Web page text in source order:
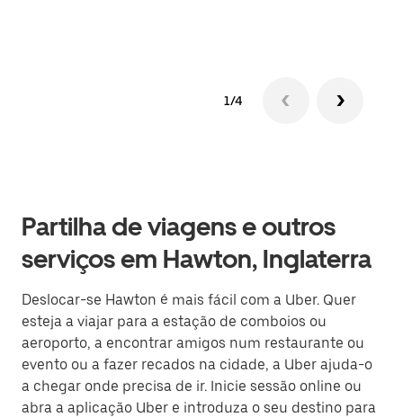
1/4
Partilha de viagens e outros
serviços em Hawton, Inglaterra
Deslocar-se Hawton é mais fácil com a Uber. Quer
esteja a viajar para a estação de comboios ou
aeroporto, a encontrar amigos num restaurante ou
evento ou a fazer recados na cidade, a Uber ajuda-o
a chegar onde precisa de ir. Inicie sessão online ou
abra a aplicação Uber e introduza o seu destino para